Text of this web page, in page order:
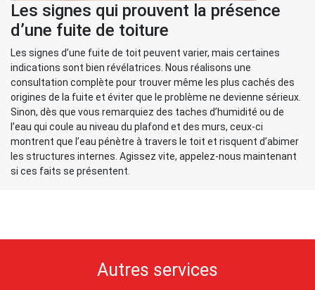
Les signes qui prouvent la présence
d’une fuite de toiture
Les signes d’une fuite de toit peuvent varier, mais certaines
indications sont bien révélatrices. Nous réalisons une
consultation complète pour trouver même les plus cachés des
origines de la fuite et éviter que le problème ne devienne sérieux.
Sinon, dès que vous remarquiez des taches d’humidité ou de
l’eau qui coule au niveau du plafond et des murs, ceux-ci
montrent que l’eau pénètre à travers le toit et risquent d’abimer
les structures internes. Agissez vite, appelez-nous maintenant
si ces faits se présentent.
Autres services